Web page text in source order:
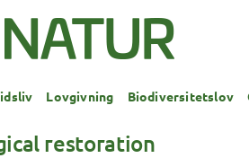
Lovgivning Biodiversitetslov
restoration